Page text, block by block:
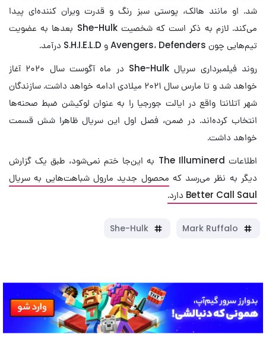
شد. او مانند هالک، پوستی سبز رنگ و قدرت ویران کننده‌ای پیدا
می‌کند. لازم به ذکر است که شخصیت She-Hulk بعدها به عضویت
تیم‌هایی چون Avengers، Defenders و S.H.I.E.L.D درآمد.
روند فیلمبرداری سریال She-Hulk در ماه آگوست سال ۲۰۲۰ آغاز
خواهد شد و تا مارس سال ۲۰۲۱ میلادی ادامه خواهد داشت. سازندگان
شهر آتلانتا واقع در ایالت جورجیا را به عنوان لوکیشن ضبط صحنه‌ها
انتخاب کرده‌اند. در ضمن، فصل اول این سریال ظاهرا شش قسمت
خواهد داشت.
اطلاعات The Illuminerd به این‌جا ختم نمی‌شود، طبق یک گزارش
دیگر به نظر می‌رسد که محصول جدید مارول شباهت‌هایی به سریال
Better Call Saul دارد.
Mark Ruffalo
She-Hulk